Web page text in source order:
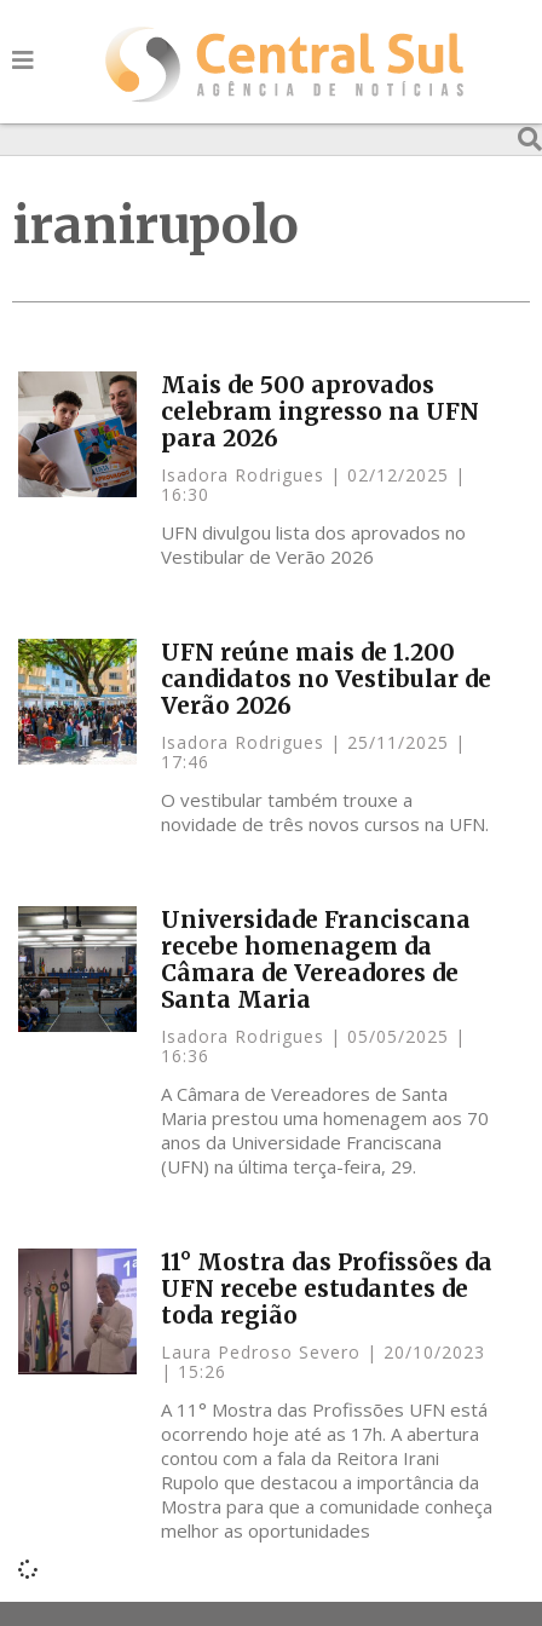
iranirupolo
Mais de 500 aprovados
celebram ingresso na UFN
para 2026
Isadora Rodrigues
02/12/2025
16:30
UFN divulgou lista dos aprovados no
Vestibular de Verão 2026
UFN reúne mais de 1.200
candidatos no Vestibular de
Verão 2026
Isadora Rodrigues
25/11/2025
17:46
O vestibular também trouxe a
novidade de três novos cursos na UFN.
Universidade Franciscana
recebe homenagem da
Câmara de Vereadores de
Santa Maria
Isadora Rodrigues
05/05/2025
16:36
A Câmara de Vereadores de Santa
Maria prestou uma homenagem aos 70
anos da Universidade Franciscana
(UFN) na última terça-feira, 29.
11° Mostra das Profissões da
UFN recebe estudantes de
toda região
Laura Pedroso Severo
20/10/2023
15:26
A 11° Mostra das Profissões UFN está
ocorrendo hoje até as 17h. A abertura
contou com a fala da Reitora Irani
Rupolo que destacou a importância da
Mostra para que a comunidade conheça
melhor as oportunidades